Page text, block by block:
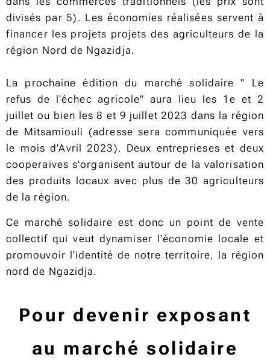
divisés par 5). Les économies réalisées servent à
financer les projets projets des agriculteurs de la
région Nord de Ngazidja.
La prochaine édition du marché solidaire " Le
refus de l'échec agricole" aura lieu les 1e et 2
juillet ou bien les 8 et 9 juillet 2023 dans la région
de Mitsamiouli (adresse sera communiquée vers
le mois d'Avril 2023). Deux entreprieses et deux
cooperaives s'organisent autour de la valorisation
des produits locaux avec plus de 30 agriculteurs
de la région.
Ce marché solidaire est donc un point de vente
collectif qui veut dynamiser l'économie locale et
promouvoir l'identité de notre territoire, la région
nord de Ngazidja.
Pour devenir exposant
au marché solidaire